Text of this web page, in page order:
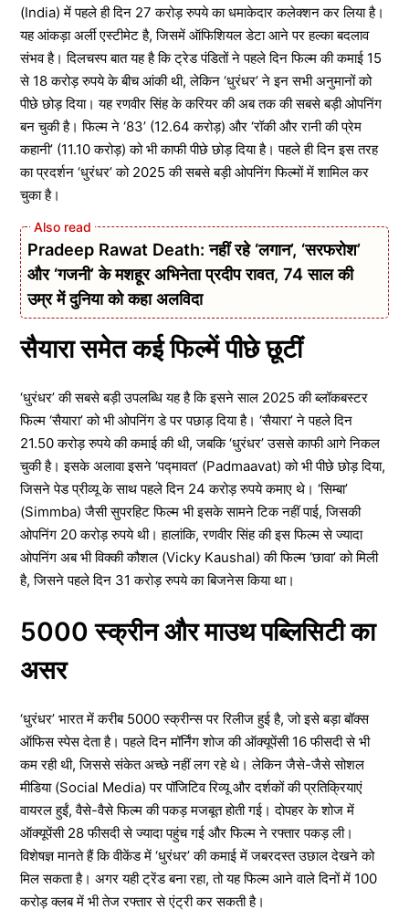
(India) में पहले ही दिन 27 करोड़ रुपये का धमाकेदार कलेक्शन कर लिया है।
यह आंकड़ा अर्ली एस्टीमेट है, जिसमें ऑफिशियल डेटा आने पर हल्का बदलाव
संभव है। दिलचस्प बात यह है कि ट्रेड पंडितों ने पहले दिन फिल्म की कमाई 15
से 18 करोड़ रुपये के बीच आंकी थी, लेकिन ‘धुरंधर’ ने इन सभी अनुमानों को
पीछे छोड़ दिया। यह रणवीर सिंह के करियर की अब तक की सबसे बड़ी ओपनिंग
बन चुकी है। फिल्म ने ‘83’ (12.64 करोड़) और ‘रॉकी और रानी की प्रेम
कहानी’ (11.10 करोड़) को भी काफी पीछे छोड़ दिया है। पहले ही दिन इस तरह
का प्रदर्शन ‘धुरंधर’ को 2025 की सबसे बड़ी ओपनिंग फिल्मों में शामिल कर
चुका है।
Pradeep Rawat Death: नहीं रहे ‘लगान’, ‘सरफरोश’
और ‘गजनी’ के मशहूर अभिनेता प्रदीप रावत, 74 साल की
उम्र में दुनिया को कहा अलविदा
सैयारा समेत कई फिल्में पीछे छूटीं
‘धुरंधर’ की सबसे बड़ी उपलब्धि यह है कि इसने साल 2025 की ब्लॉकबस्टर
फिल्म ‘सैयारा’ को भी ओपनिंग डे पर पछाड़ दिया है। ‘सैयारा’ ने पहले दिन
21.50 करोड़ रुपये की कमाई की थी, जबकि ‘धुरंधर’ उससे काफी आगे निकल
चुकी है। इसके अलावा इसने ‘पद्मावत’ (Padmaavat) को भी पीछे छोड़ दिया,
जिसने पेड प्रीव्यू के साथ पहले दिन 24 करोड़ रुपये कमाए थे। ‘सिम्बा’
(Simmba) जैसी सुपरहिट फिल्म भी इसके सामने टिक नहीं पाई, जिसकी
ओपनिंग 20 करोड़ रुपये थी। हालांकि, रणवीर सिंह की इस फिल्म से ज्यादा
ओपनिंग अब भी विक्की कौशल (Vicky Kaushal) की फिल्म ‘छावा’ को मिली
है, जिसने पहले दिन 31 करोड़ रुपये का बिजनेस किया था।
5000 स्क्रीन और माउथ पब्लिसिटी का
असर
‘धुरंधर’ भारत में करीब 5000 स्क्रीन्स पर रिलीज हुई है, जो इसे बड़ा बॉक्स
ऑफिस स्पेस देता है। पहले दिन मॉर्निंग शोज की ऑक्यूपेंसी 16 फीसदी से भी
कम रही थी, जिससे संकेत अच्छे नहीं लग रहे थे। लेकिन जैसे-जैसे सोशल
मीडिया (Social Media) पर पॉजिटिव रिव्यू और दर्शकों की प्रतिक्रियाएं
वायरल हुईं, वैसे-वैसे फिल्म की पकड़ मजबूत होती गई। दोपहर के शोज में
ऑक्यूपेंसी 28 फीसदी से ज्यादा पहुंच गई और फिल्म ने रफ्तार पकड़ ली।
विशेषज्ञ मानते हैं कि वीकेंड में ‘धुरंधर’ की कमाई में जबरदस्त उछाल देखने को
मिल सकता है। अगर यही ट्रेंड बना रहा, तो यह फिल्म आने वाले दिनों में 100
करोड़ क्लब में भी तेज रफ्तार से एंट्री कर सकती है।